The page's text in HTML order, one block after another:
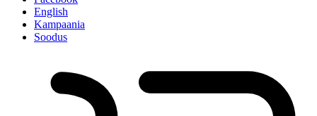
English
Kampaania
Soodus